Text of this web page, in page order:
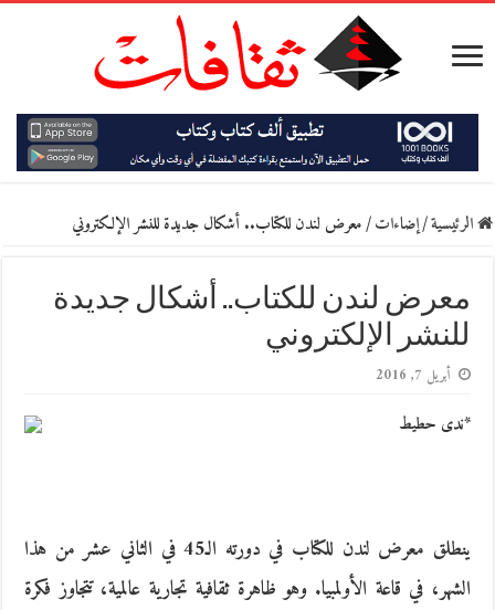
الرئيسية/إضاءات/معرض لندن للكتاب.. أشكال جديدة للنشر الإلكتروني
معرض لندن للكتاب.. أشكال جديدة
للنشر الإلكتروني
أبريل 7, 2016
*ندى حطيط
ينطلق معرض لندن للكتاب في دورته الـ45 في الثاني عشر من هذا
الشهر، في قاعة الأولمبيا. وهو ظاهرة ثقافية تجارية عالمية، تتجاوز فكرة